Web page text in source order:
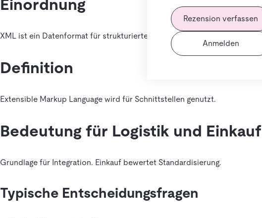
Rezension verfassen
Anmelden
Einordnung
XML ist ein Datenformat für strukturierten Datenaustausch.
Definition
Extensible Markup Language wird für Schnittstellen genutzt.
Bedeutung für Logistik und Einkauf
Grundlage für Integration. Einkauf bewertet Standardisierung.
Typische Entscheidungsfragen